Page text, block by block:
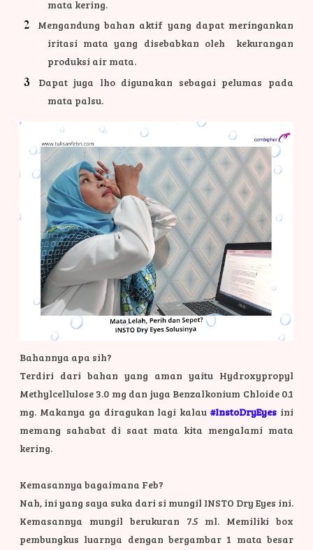
mata kering.
Mengandung bahan aktif yang dapat meringankan
iritasi mata yang disebabkan oleh kekurangan
produksi air mata.
Dapat juga lho digunakan sebagai pelumas pada
mata palsu.
Bahannya apa sih?
Terdiri dari bahan yang aman yaitu Hydroxypropyl
Methylcellulose 3.0 mg dan juga Benzalkonium Chloide 0.1
mg. Makanya ga diragukan lagi kalau#InstoDryEyes ini
memang sahabat di saat mata kita mengalami mata
kering.
Kemasannya bagaimana Feb?
Nah, ini yang saya suka dari si mungil INSTO Dry Eyes ini.
Kemasannya mungil berukuran 7.5 ml. Memiliki box
pembungkus luarnya dengan bergambar 1 mata besar